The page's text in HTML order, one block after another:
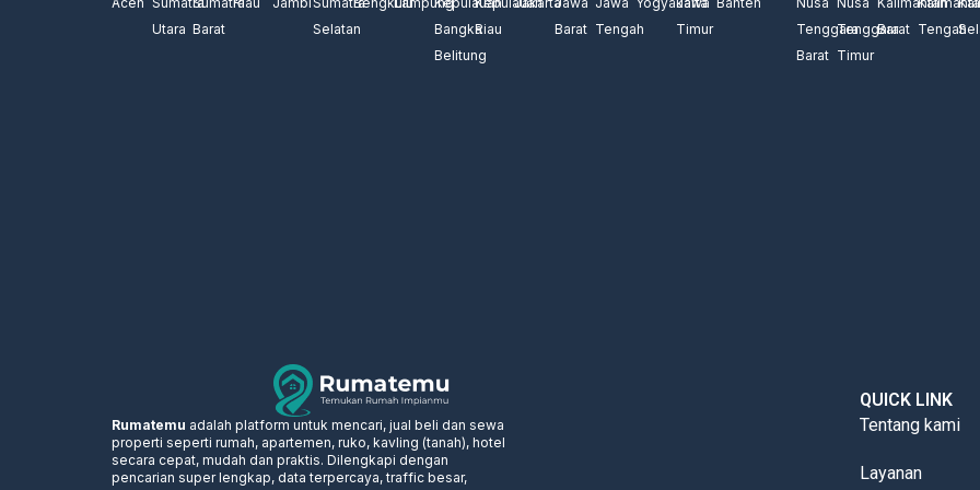
Utara Barat
Selatan
Bangka
Belitung
Riau
Barat Tengah
Timur
Tenggara
Barat
Tenggara
Timur
Barat Tengah
Rumatemu adalah platform untuk mencari, jual beli dan sewa
properti seperti rumah, apartemen, ruko, kavling (tanah), hotel
secara cepat, mudah dan praktis. Dilengkapi dengan
pencarian super lengkap, data terpercaya, traffic besar,
QUICK LINK
Tentang kami
Layanan